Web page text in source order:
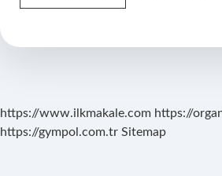
Aralık
Nedir
https://www.ilkmakale.com https://
https://gympol.com.tr Sitemap